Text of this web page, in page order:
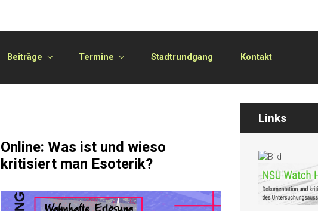
Beiträge Termine Stadtrundgang Kontakt
Online: Was ist und wieso
kritisiert man Esoterik?
Links